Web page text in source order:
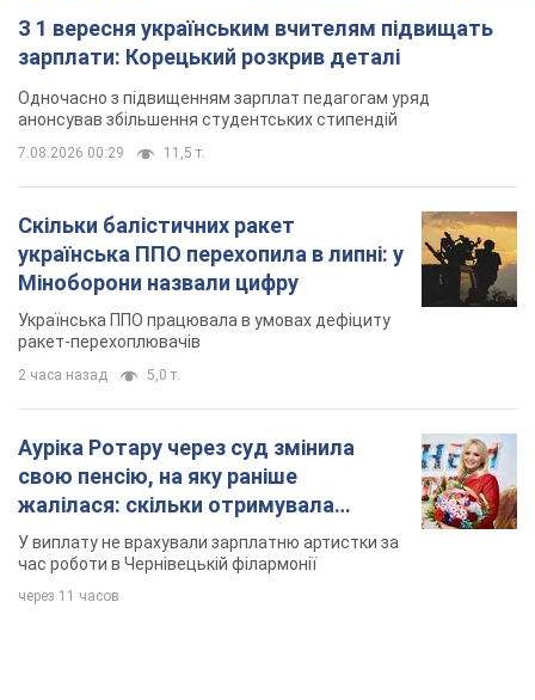
З 1 вересня українським вчителям підвищать
зарплати: Корецький розкрив деталі
Одночасно з підвищенням зарплат педагогам уряд
анонсував збільшення студентських стипендій
7.08.2026 00:29 11,5 т.
Скільки балістичних ракет
українська ППО перехопила в липні: у
Міноборони назвали цифру
Українська ППО працювала в умовах дефіциту
ракет-перехоплювачів
2 часа назад 5,0 т.
Ауріка Ротару через суд змінила
свою пенсію, на яку раніше
жалілася: скільки отримувала
співачка
У виплату не врахували зарплатню артистки за
час роботи в Чернівецькій філармонії
через 11 часов